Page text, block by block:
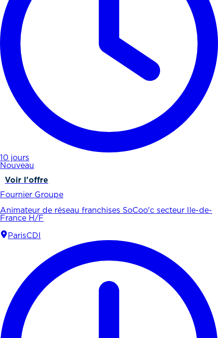
10 jours
Nouveau
Voir l'offre
Fournier Groupe
Animateur de réseau franchises SoCoo'c secteur Ile-de-
France H/F
ParisCDI